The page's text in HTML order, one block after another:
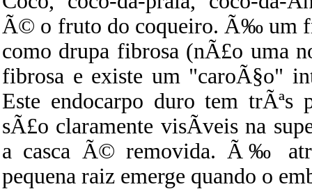
Ã© o fruto do coqueiro. Ã‰ um
como drupa fibrosa (nÃ£o uma
fibrosa e existe um "caroÃ§o"
Este endocarpo duro tem trÃªs
sÃ£o claramente visÃ­veis na
a casca Ã© removida. Ã‰
pequena raiz emerge quando o